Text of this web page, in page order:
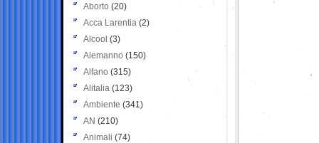
Aborto (20)
Acca Larentia (2)
Alcool (3)
Alemanno (150)
Alfano (315)
Alitalia (123)
Ambiente (341)
AN (210)
Animali (74)